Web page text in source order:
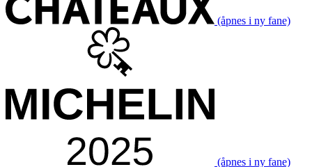
(åpnes i ny fane)
(åpnes i ny fane)